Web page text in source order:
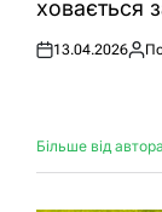
ховається
Оприлюднено
13.04.2026
Більше від автора